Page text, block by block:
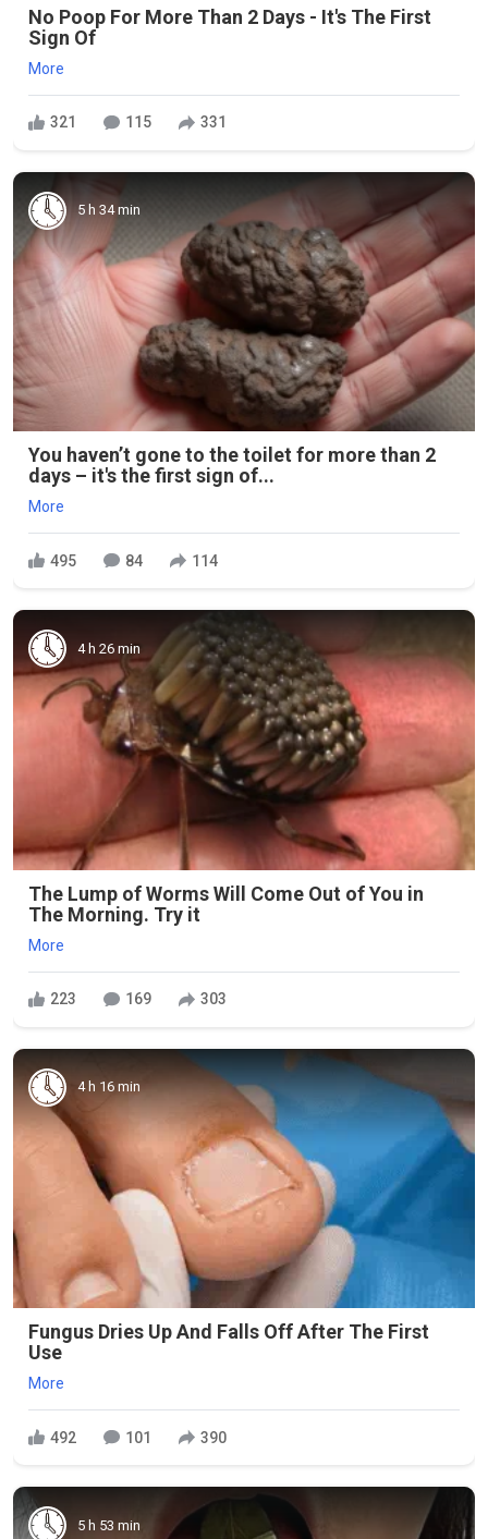
No Poop For More Than 2 Days - It's The First
Sign Of
More
321 115 331
5 h 34 min
You haven’t gone to the toilet for more than 2
days – it's the first sign of...
More
495 84 114
4 h 26 min
The Lump of Worms Will Come Out of You in
The Morning. Try it
More
223 169 303
4 h 16 min
Fungus Dries Up And Falls Off After The First
Use
More
492 101 390
5 h 53 min